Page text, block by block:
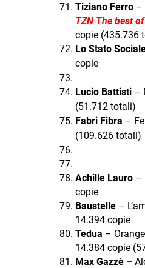
Tiziano Ferro –
TZN The best
copie (435.736
Lo Stato
copie
Lucio Battisti–
(51.712 totali)
Fabri Fibra –
(109.626 totali)
Achille Lauro –
copie
Baustelle –
14.394 copie
Tedua –
14.384 copie
Max Gazzè –